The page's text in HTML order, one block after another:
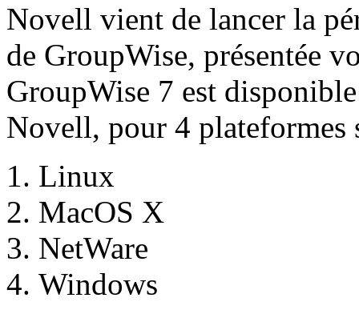
Novell vient de lancer la
de GroupWise, présentée
GroupWise 7 est
Novell, pour 4 plateformes
Linux
MacOS X
NetWare
Windows